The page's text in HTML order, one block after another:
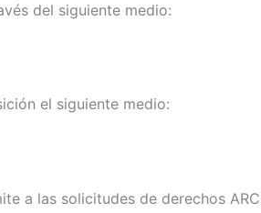
del siguiente medio:
el siguiente medio:
a las solicitudes de derechos